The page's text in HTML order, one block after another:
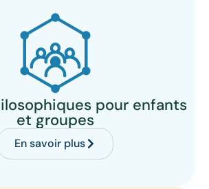
pour enfants
et groupes
En savoir plus